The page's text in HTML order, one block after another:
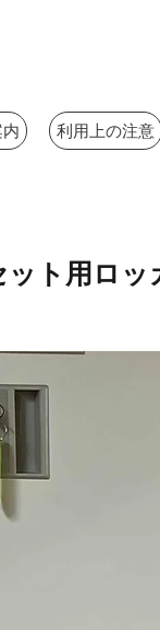
利用上の注意
ト用ロッ